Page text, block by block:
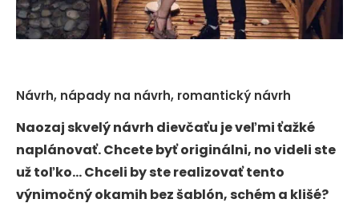
Návrh, nápady na návrh, romantický návrh
Naozaj skvelý návrh dievčaťu je veľmi ťažké
naplánovať. Chcete byť originálni, no videli ste
už toľko… Chceli by ste realizovať tento
výnimočný okamih bez šablón, schém a klišé?